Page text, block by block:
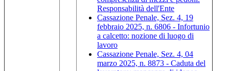
Responsabilità dell'Ente
Cassazione Penale, Sez. 4, 19
febbraio 2025, n. 6806 - Infortunio
a calcetto: nozione di luogo di
lavoro
Cassazione Penale, Sez. 4, 04
marzo 2025, n. 8873 - Caduta del